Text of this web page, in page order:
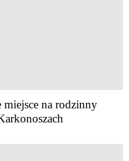
miejsce na rodzinny